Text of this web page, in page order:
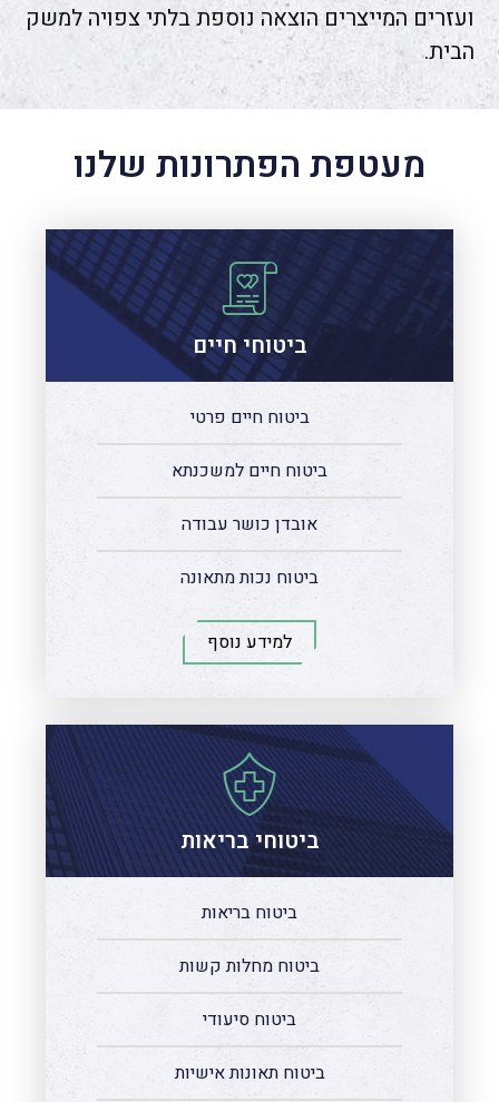
ועזרים המייצרים הוצאה נוספת בלתי צפויה למשק
הבית.
מעטפת הפתרונות שלנו
ביטוחי חיים
ביטוח חיים פרטי
ביטוח חיים למשכנתא
אובדן כושר עבודה
ביטוח נכות מתאונה
למידע נוסף
ביטוחי בריאות
ביטוח בריאות
ביטוח מחלות קשות
ביטוח סיעודי
ביטוח תאונות אישיות